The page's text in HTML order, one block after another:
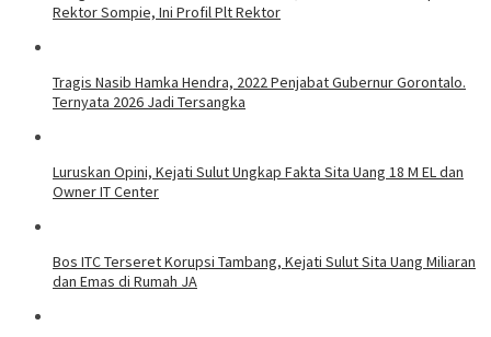
Rektor Sompie, Ini Profil Plt Rektor
Tragis Nasib Hamka Hendra, 2022 Penjabat Gubernur Gorontalo.
Ternyata 2026 Jadi Tersangka
Luruskan Opini, Kejati Sulut Ungkap Fakta Sita Uang 18 M EL dan
Owner IT Center
Bos ITC Terseret Korupsi Tambang, Kejati Sulut Sita Uang Miliaran
dan Emas di Rumah JA